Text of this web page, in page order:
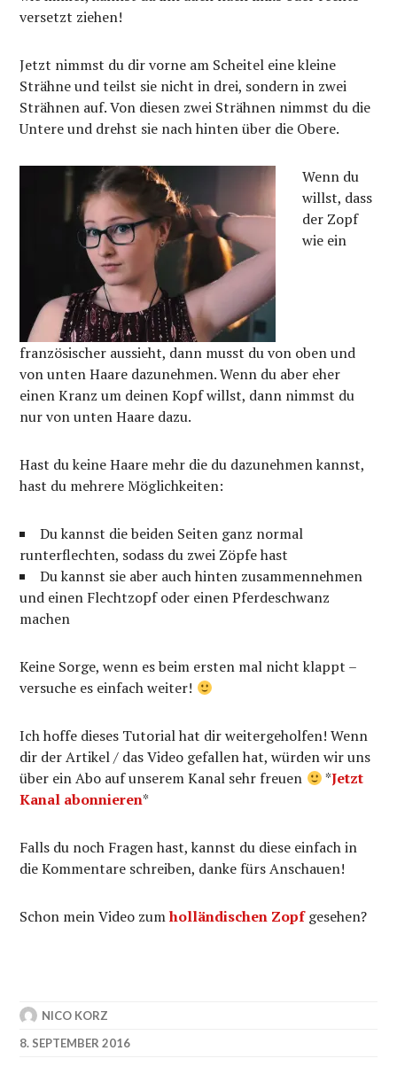
versetzt ziehen!
Jetzt nimmst du dir vorne am Scheitel eine kleine
Strähne und teilst sie nicht in drei, sondern in zwei
Strähnen auf. Von diesen zwei Strähnen nimmst du die
Untere und drehst sie nach hinten über die Obere.
Wenn du
willst, dass
der Zopf
wie ein
französischer aussieht, dann musst du von oben und
von unten Haare dazunehmen. Wenn du aber eher
einen Kranz um deinen Kopf willst, dann nimmst du
nur von unten Haare dazu.
Hast du keine Haare mehr die du dazunehmen kannst,
hast du mehrere Möglichkeiten:
Du kannst die beiden Seiten ganz normal
runterflechten, sodass du zwei Zöpfe hast
Du kannst sie aber auch hinten zusammennehmen
und einen Flechtzopf oder einen Pferdeschwanz
machen
Keine Sorge, wenn es beim ersten mal nicht klappt –
versuche es einfach weiter!
Ich hoffe dieses Tutorial hat dir weitergeholfen! Wenn
dir der Artikel / das Video gefallen hat, würden wir uns
über ein Abo auf unserem Kanal sehr freuen
*Jetzt
Kanal abonnieren*
Falls du noch Fragen hast, kannst du diese einfach in
die Kommentare schreiben, danke fürs Anschauen!
Schon mein Video zumholländischen Zopfgesehen?
NICO KORZ
8. SEPTEMBER 2016